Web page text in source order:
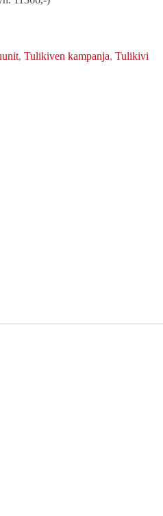
, Tulikiven kampanja, Tulikivi